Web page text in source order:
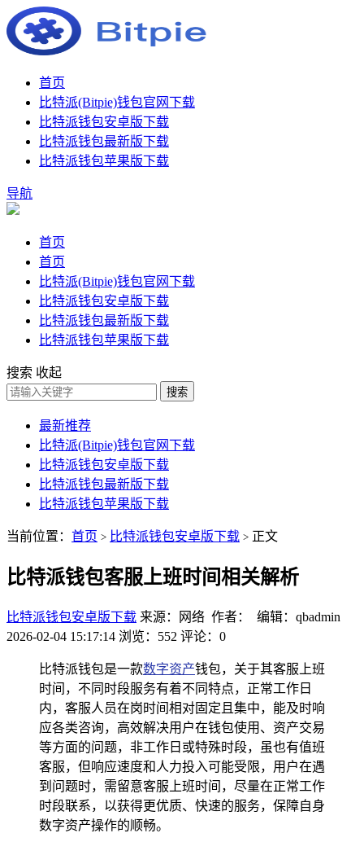
首页
比特派(Bitpie)钱包官网下载
比特派钱包安卓版下载
比特派钱包最新版下载
比特派钱包苹果版下载
导航
首页
首页
比特派(Bitpie)钱包官网下载
比特派钱包安卓版下载
比特派钱包最新版下载
比特派钱包苹果版下载
搜索 收起
搜索
最新推荐
比特派(Bitpie)钱包官网下载
比特派钱包安卓版下载
比特派钱包最新版下载
比特派钱包苹果版下载
当前位置： 首页 > 比特派钱包安卓版下载 > 正文
比特派钱包客服上班时间相关解析
比特派钱包安卓版下载 来源：网络 作者： 编辑：qbadmin
2026-02-04 15:17:14 浏览：552 评论：0
比特派钱包是一款数字资产钱包，关于其客服上班
时间，不同时段服务有着不同特点，正常工作日
内，客服人员在岗时间相对固定且集中，能及时响
应各类咨询，高效解决用户在钱包使用、资产交易
等方面的问题，非工作日或特殊时段，虽也有值班
客服，但响应速度和人力投入可能受限，用户在遇
到问题时，需留意客服上班时间，尽量在正常工作
时段联系，以获得更优质、快速的服务，保障自身
数字资产操作的顺畅。